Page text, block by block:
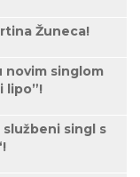
Žuneca!
novim singlom
lipo”!
singl s